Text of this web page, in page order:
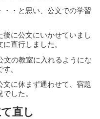
・・と思い、公文での学習
に公文にいかせていまし
直行しました。
文の教室に入れるようにな
。
に休まず通わせて、宿題
した。
直し